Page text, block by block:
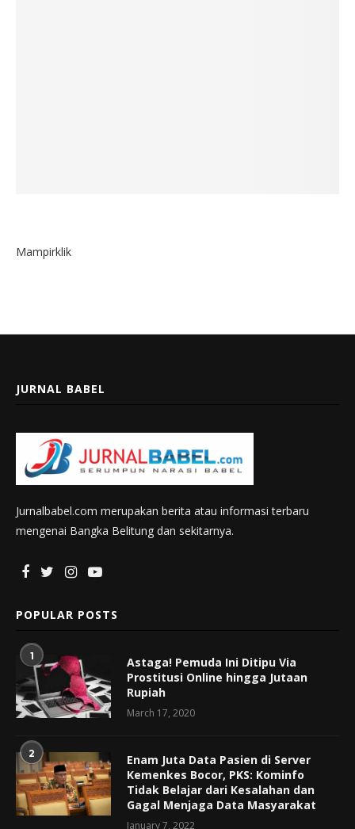
Mampirklik
JURNAL BABEL
Jurnalbabel.com merupakan berita atau informasi terbaru
mengenai Bangka Belitung dan sekitarnya.
POPULAR POSTS
1
Astaga! Pemuda Ini Ditipu Via
Prostitusi Online hingga Jutaan
Rupiah
March 17, 2020
2
Enam Juta Data Pasien di Server
Kemenkes Bocor, PKS: Kominfo
Tidak Belajar dari Kesalahan dan
Gagal Menjaga Data Masyarakat
January 7, 2022